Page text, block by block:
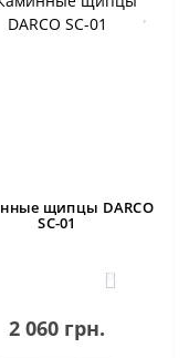
щипцы DARCO
SC-01
0
2 060 грн.